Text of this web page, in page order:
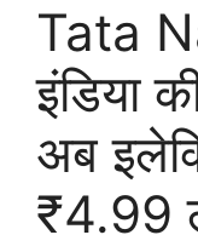
Tata
इंडिया
अब
₹4.99